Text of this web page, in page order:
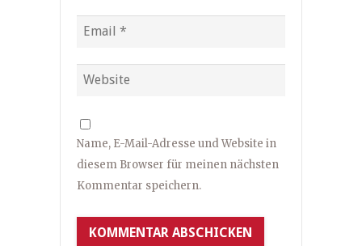
Name, E-Mail-Adresse und Website in
diesem Browser für meinen nächsten
Kommentar speichern.